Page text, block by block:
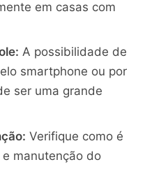
em casas com
A possibilidade de
smartphone ou por
ser uma grande
Verifique como é
manutenção do